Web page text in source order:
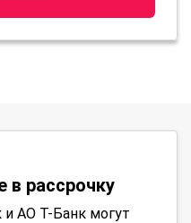
в рассрочку
АО Т-Банк могут